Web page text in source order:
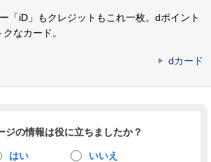
「iD」もクレジットもこれ一枚。dポイント
なカード。
dカード
ジの情報は役に立ちましたか？
はい いいえ